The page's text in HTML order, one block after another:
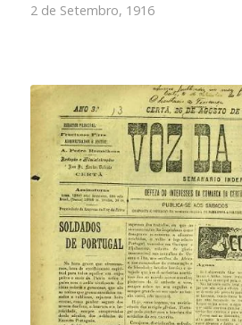
2 de Setembro, 1916